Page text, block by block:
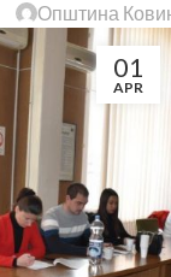
Општина
01
APR